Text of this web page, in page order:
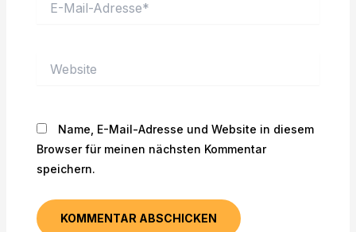
Mail-
Name, E-Mail-Adresse und Website in diesem
Browser für meinen nächsten Kommentar
speichern.